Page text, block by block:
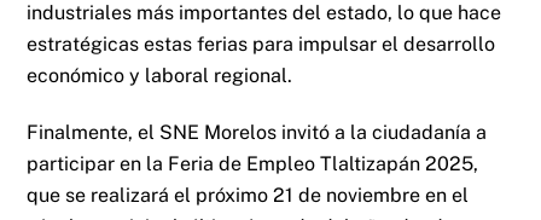
industriales más importantes del estado, lo que hace
estratégicas estas ferias para impulsar el desarrollo
económico y laboral regional.
Finalmente, el SNE Morelos invitó a la ciudadanía a
participar en la Feria de Empleo Tlaltizapán 2025,
que se realizará el próximo 21 de noviembre en el